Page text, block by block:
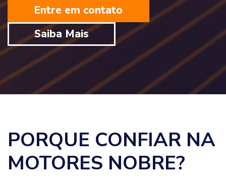
Entre em contato
Saiba Mais
PORQUE CONFIAR NA
MOTORES NOBRE?